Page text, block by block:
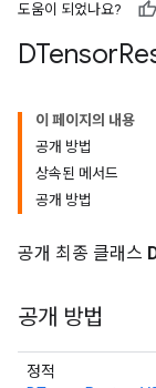
도움이 되었나요?
DTensor
이 페이지의 내용
공개 방법
상속된 메서드
공개 방법
공개 최종 클래스
공개 방법
정적